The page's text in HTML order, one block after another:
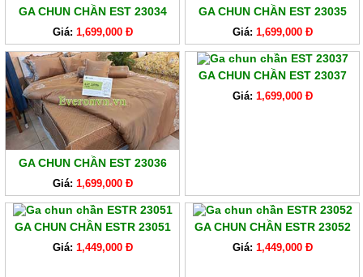
GA CHUN CHẦN EST 23034
Giá: 1,699,000 Đ
GA CHUN CHẦN EST 23035
Giá: 1,699,000 Đ
GA CHUN CHẦN EST 23036
Giá: 1,699,000 Đ
GA CHUN CHẦN EST 23037
Giá: 1,699,000 Đ
GA CHUN CHẦN ESTR 23051
Giá: 1,449,000 Đ
GA CHUN CHẦN ESTR 23052
Giá: 1,449,000 Đ